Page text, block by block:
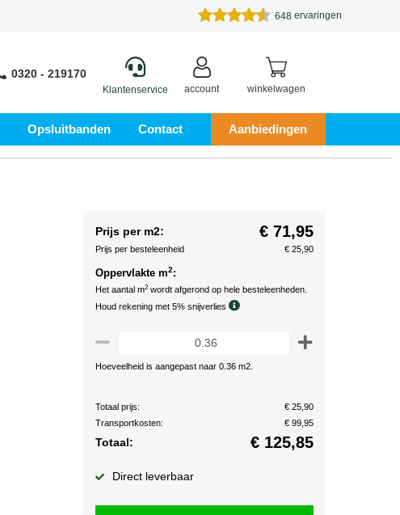
648 ervaringen
0320 - 219170
Klantenservice account winkelwagen
Opsluitbanden Contact Aanbiedingen
Prijs per m2: € 71,95
Prijs per besteleenheid € 25,90
Oppervlakte m2:
Het aantal m2 wordt afgerond op hele besteleenheden.
Houd rekening met 5% snijverlies
Hoeveelheid is aangepast naar 0.36 m2.
Totaal prijs:
€ 25,90
Transportkosten:
€ 99,95
Totaal: € 125,85
Direct leverbaar